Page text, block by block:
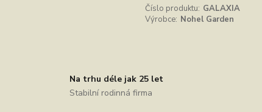
Číslo produktu: GALAXIA
Výrobce: Nohel Garden
Na trhu déle jak 25 let
Stabilní rodinná firma